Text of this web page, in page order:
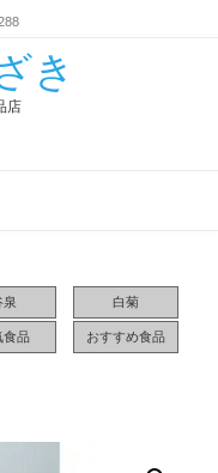
き
店
泉 白菊
食品 おすすめ食品